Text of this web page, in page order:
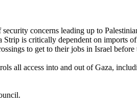
concerns leading up to
is critically dependent on imports
to get to their jobs in Israel
all access into and out of Gaza,